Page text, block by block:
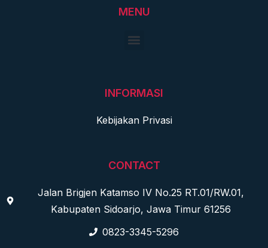
MENU
INFORMASI
Kebijakan Privasi
CONTACT
Jalan Brigjen Katamso IV No.25 RT.01/RW.01,
Kabupaten Sidoarjo, Jawa Timur 61256
0823-3345-5296